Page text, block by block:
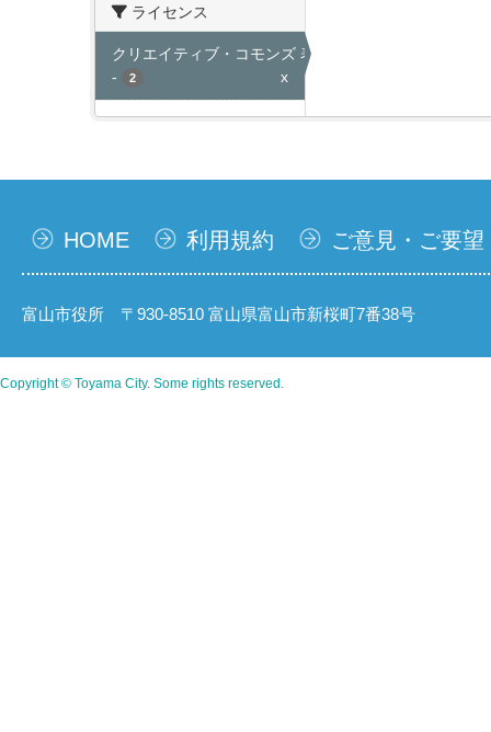
ライセンス
クリエイティブ・コモンズ 表示
-
2 x
HOME 利用規約 ご意見・ご要望
富山市役所 〒930-8510 富山県富山市新桜町7番38号
Copyright © Toyama City. Some rights reserved.